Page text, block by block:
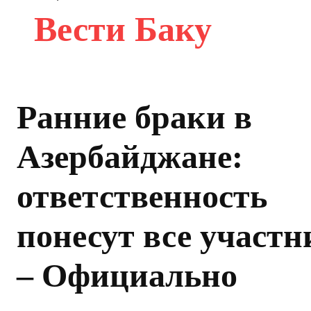
Вести Баку
Ранние браки в
Азербайджане:
ответственность
понесут все
– Официально